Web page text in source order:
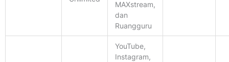
MAXstream,
dan
Ruangguru
YouTube,
Instagram,